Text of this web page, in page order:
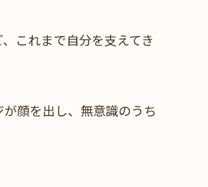
これまで自分を支えてき
顔を出し、無意識のうち